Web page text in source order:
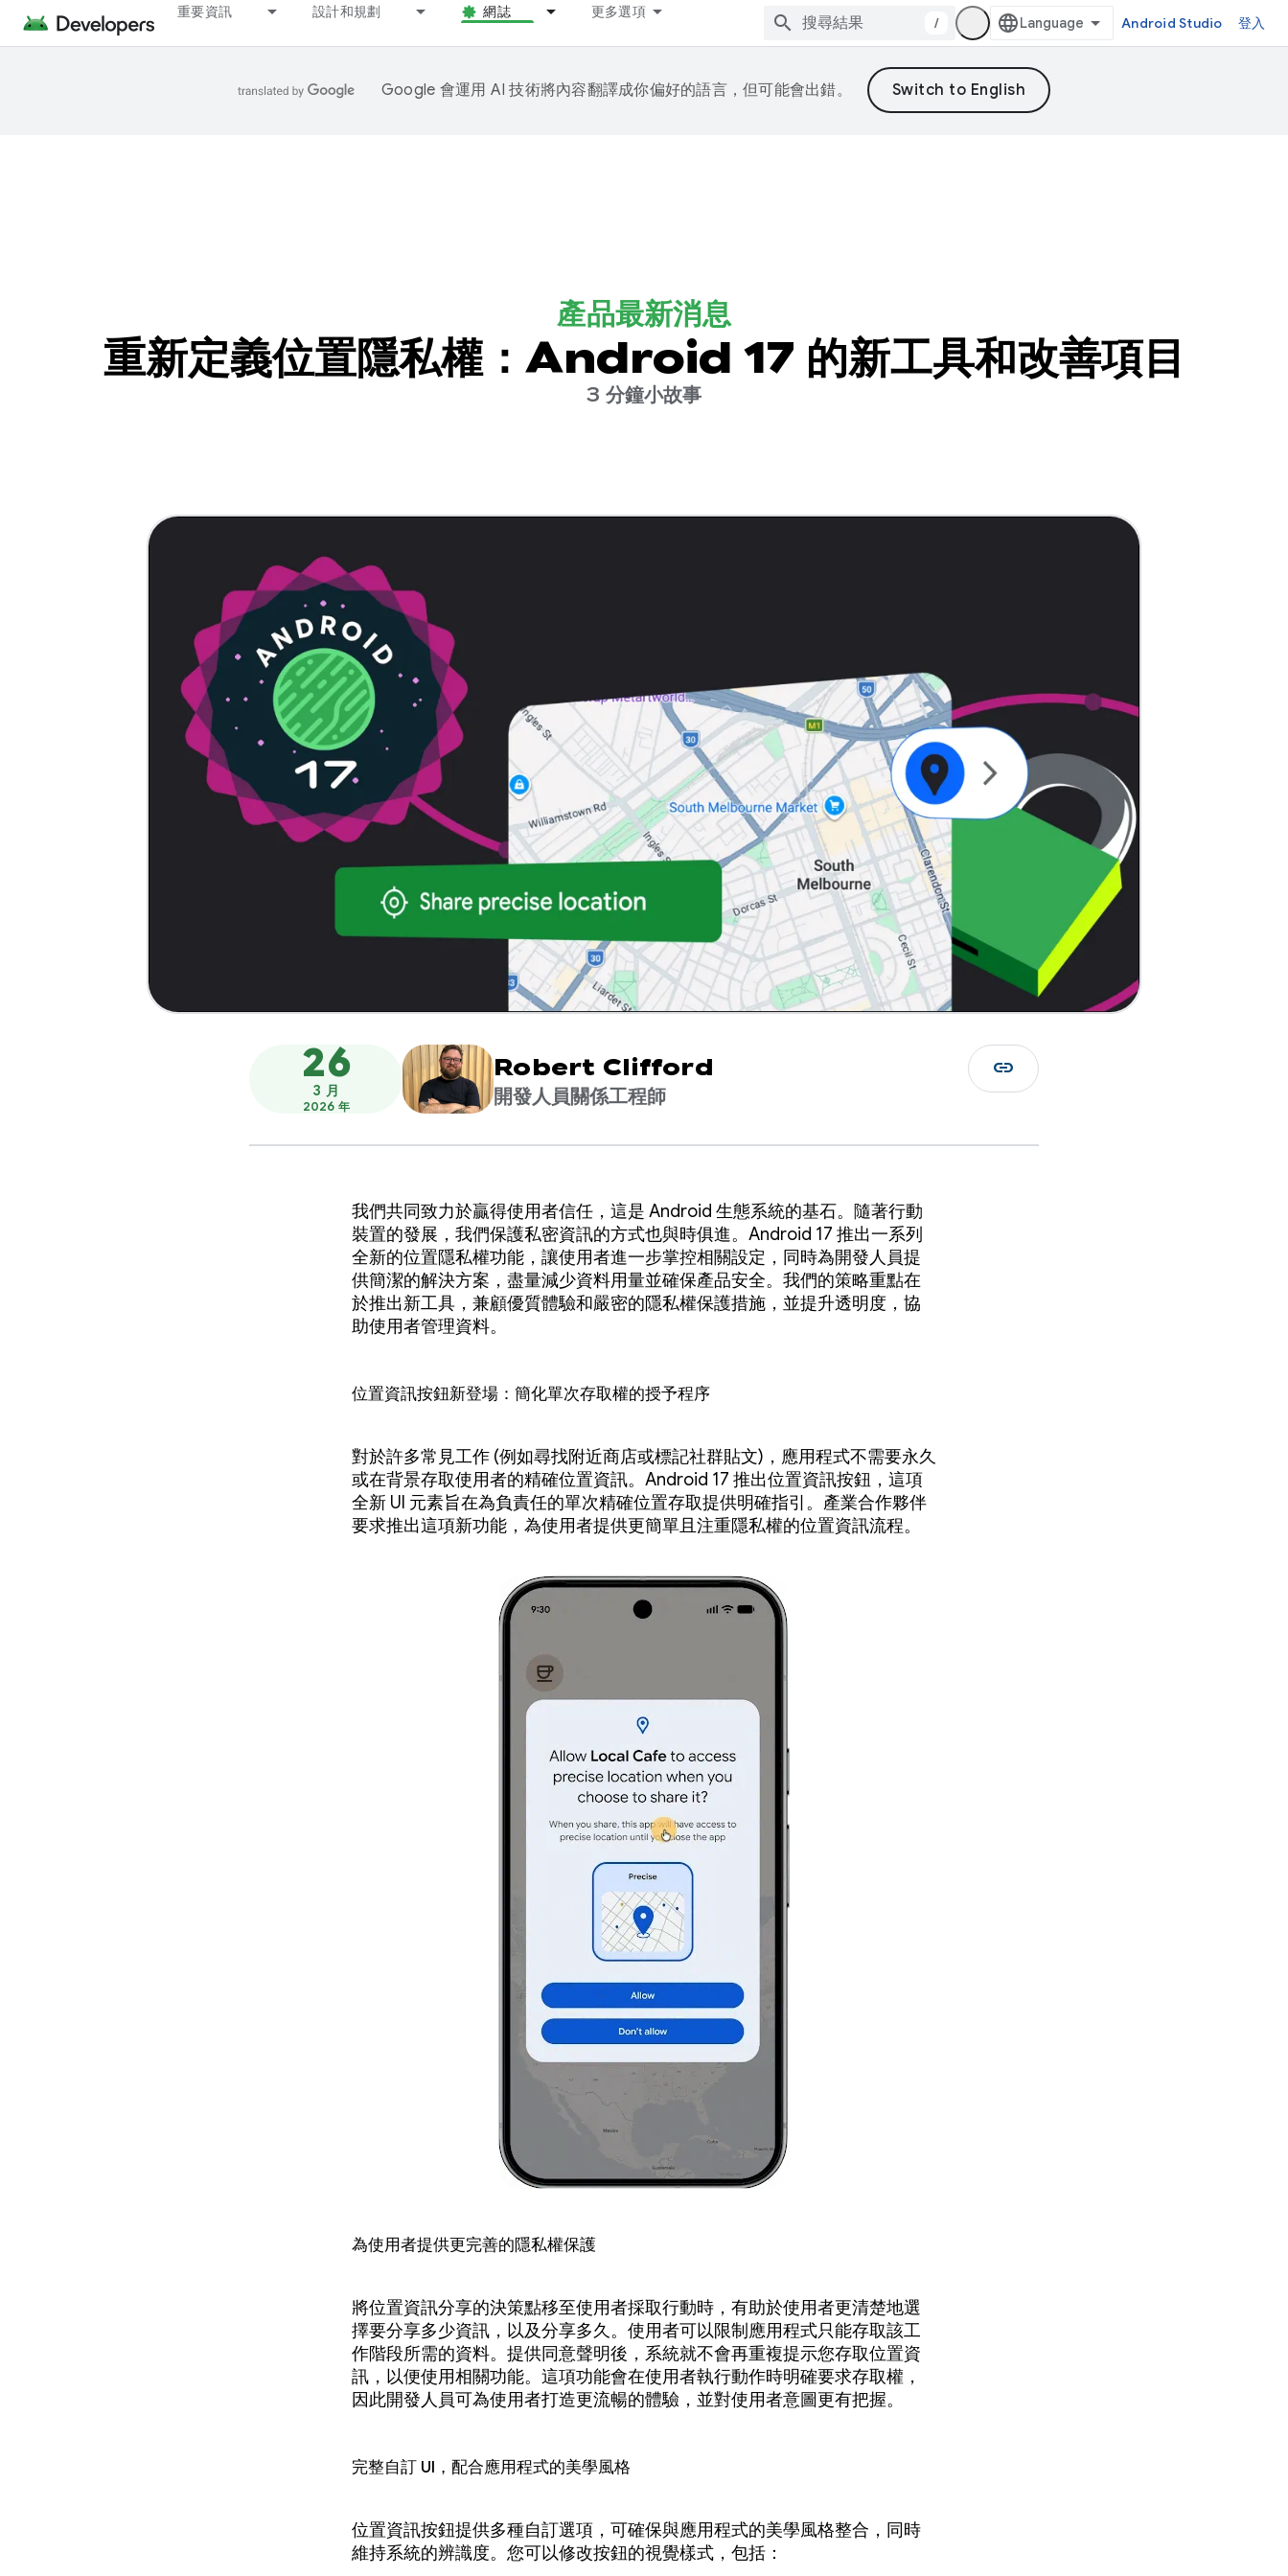
重要資訊 設計和規劃 網誌 更多選項
/ Android Studio 登入
Google 會運用 AI 技術將內容翻譯成你偏好的語言，但可能會出錯。
產品最新消息
重新定義位置隱私權：Android 17 的新工具和改善項目
3 分鐘小故事
26
3 月
2026 年
Robert Clifford
開發人員關係工程師
link
我們共同致力於贏得使用者信任，這是 Android 生態系統的基石。隨著行動
裝置的發展，我們保護私密資訊的方式也與時俱進。Android 17 推出一系列
全新的位置隱私權功能，讓使用者進一步掌控相關設定，同時為開發人員提
供簡潔的解決方案，盡量減少資料用量並確保產品安全。我們的策略重點在
於推出新工具，兼顧優質體驗和嚴密的隱私權保護措施，並提升透明度，協
助使用者管理資料。
位置資訊按鈕新登場：簡化單次存取權的授予程序
對於許多常見工作 (例如尋找附近商店或標記社群貼文)，應用程式不需要永久
或在背景存取使用者的精確位置資訊。Android 17 推出位置資訊按鈕，這項
全新 UI 元素旨在為負責任的單次精確位置存取提供明確指引。產業合作夥伴
要求推出這項新功能，為使用者提供更簡單且注重隱私權的位置資訊流程。
為使用者提供更完善的隱私權保護
將位置資訊分享的決策點移至使用者採取行動時，有助於使用者更清楚地選
擇要分享多少資訊，以及分享多久。使用者可以限制應用程式只能存取該工
作階段所需的資料。提供同意聲明後，系統就不會再重複提示您存取位置資
訊，以便使用相關功能。這項功能會在使用者執行動作時明確要求存取權，
因此開發人員可為使用者打造更流暢的體驗，並對使用者意圖更有把握。
完整自訂 UI，配合應用程式的美學風格
位置資訊按鈕提供多種自訂選項，可確保與應用程式的美學風格整合，同時
維持系統的辨識度。您可以修改按鈕的視覺樣式，包括：